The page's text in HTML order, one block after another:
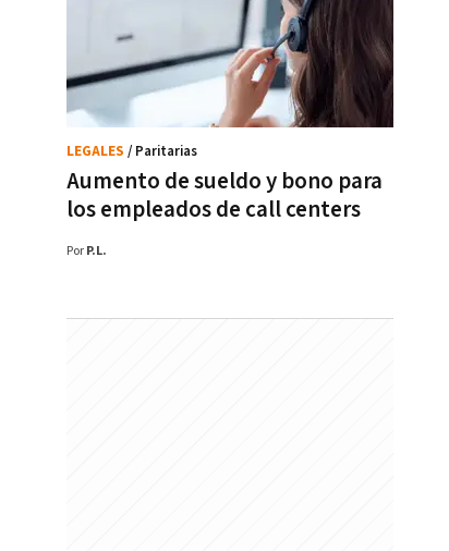
Aumento de sueldo y bono para
los empleados de call centers
LEGALES / Paritarias
Por P.L.